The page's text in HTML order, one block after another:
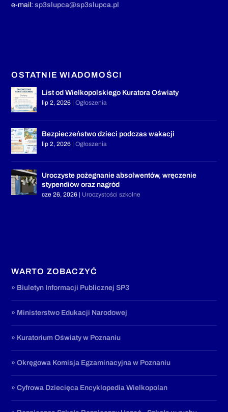
e-mail:sp3slupca@sp3slupca.pl
OSTATNIE WIADOMOŚCI
List od Wielkopolskiego Kuratora Oświaty
lip 2, 2026 |Ogłoszenia
Bezpieczeństwo dzieci podczas wakacji
lip 2, 2026 |Ogłoszenia
Uroczyste pożegnanie absolwentów, wręczenie
stypendiów oraz nagród
cze 26, 2026 | Uroczystości szkolne
WARTO ZOBACZYĆ
» Biuletyn Informacji Publicznej SP3
» Ministerstwo Edukacji Narodowej
» Kuratorium Oświaty w Poznaniu
» Okręgowa Komisja Egzaminacyjna w Poznaniu
» Cyfrowa Dziecięca Encyklopedia Wielkopolan